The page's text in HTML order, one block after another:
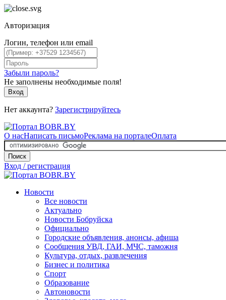
Авторизация
Логин, телефон или email
Забыли пароль?
Не заполнены необходимые поля!
Вход
Нет аккаунта? Зарегистрируйтесь
О насНаписать письмоРеклама на порталеОплата
Поиск
Вход / регистрация
Новости
Все новости
Актуально
Новости Бобруйска
Официально
Городские объявления, анонсы, афиша
Сообщения УВД, ГАИ, МЧС, таможня
Культура, отдых, развлечения
Бизнес и политика
Спорт
Образование
Автоновости